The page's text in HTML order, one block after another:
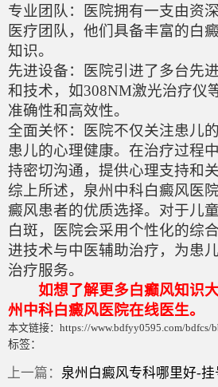
专业团队：医院拥有一支由资
医疗团队，他们具备丰富的白
知识。
先进设备：医院引进了多台先
和技术，如308NM激光治疗仪
准确性和高效性。
全面关怀：医院不仅关注患儿
患儿的心理健康。在治疗过程
持密切沟通，提供心理支持和关
综上所述，泉州中科白癜风医
癜风患者的优质选择。对于儿
白斑，医院会采用个性化的综
进技术与中医辅助治疗，为患
治疗服务。
如想了解更多白癫风知识大
州中科白癜风医院在线医生。
本文链接：https://www.bdfyy0595.com/bdfcs/
标签：
上一篇： 泉州白癜风专科哪里好-挂号：泛发